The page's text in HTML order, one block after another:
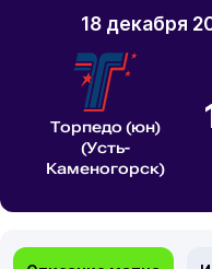
18 декабря
Торпедо (юн)
(Усть-
Каменогорск)